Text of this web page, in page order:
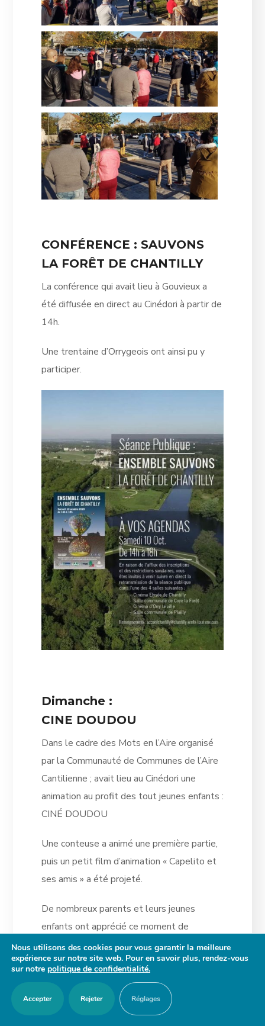
CONFÉRENCE : SAUVONS
LA FORÊT DE CHANTILLY
La conférence qui avait lieu à Gouvieux a
été diffusée en direct au Cinédori à partir de
14h.
Une trentaine d’Orrygeois ont ainsi pu y
participer.
Dimanche :
CINE DOUDOU
Dans le cadre des Mots en l’Aire organisé
par la Communauté de Communes de l’Aire
Cantilienne ; avait lieu au Cinédori une
animation au profit des tout jeunes enfants :
CINÉ DOUDOU
Une conteuse a animé une première partie,
puis un petit film d’animation « Capelito et
ses amis » a été projeté.
De nombreux parents et leurs jeunes
enfants ont apprécié ce moment de
détente spécialement préparé à leur
intention.
Nous utilisons des cookies pour vous garantir la meilleure
expérience sur notre site web. Pour en savoir plus, rendez-vous
sur notre politique de confidentialité.
Accepter Rejeter Réglages